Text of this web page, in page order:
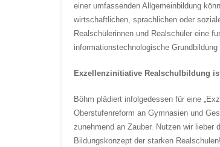
einer umfassenden Allgemeinbildung
wirtschaftlichen, sprachlichen oder
Realschülerinnen und Realschüler eine
informationstechnologische
Exzellenzinitiative Realschulbildung
Böhm plädiert infolgedessen für eine
Oberstufenreform an Gymnasien und
zunehmend an Zauber. Nutzen wir lieber
Bildungskonzept der starken